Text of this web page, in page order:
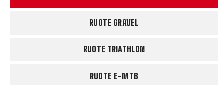
RUOTE GRAVEL
RUOTE TRIATHLON
RUOTE E-MTB